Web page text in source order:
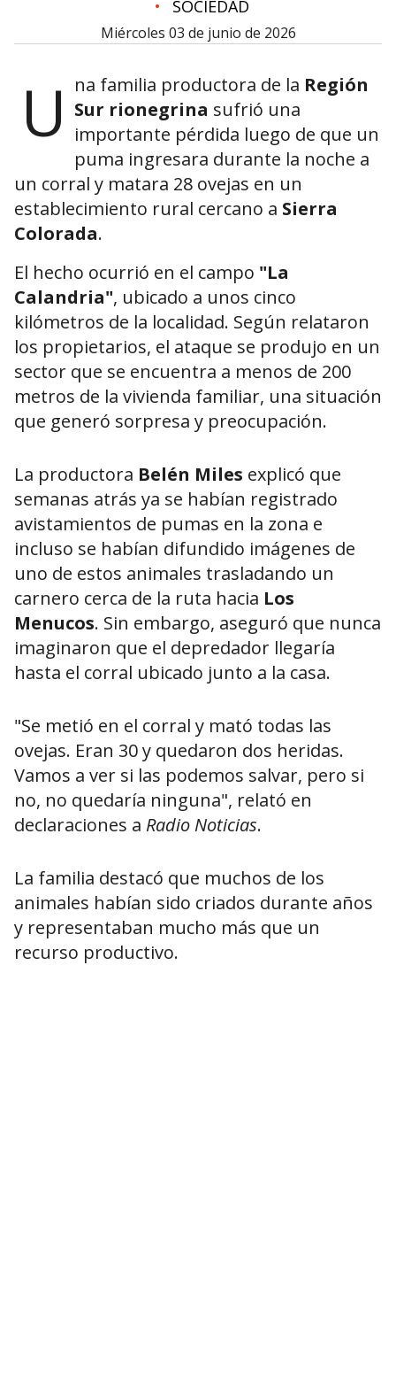
• SOCIEDAD
miércoles 03 de junio de 2026
U na familia productora de la Región
Sur rionegrina sufrió una
importante pérdida luego de que un
puma ingresara durante la noche a
un corral y matara 28 ovejas en un
establecimiento rural cercano a Sierra
Colorada.
El hecho ocurrió en el campo "La
Calandria", ubicado a unos cinco
kilómetros de la localidad. Según relataron
los propietarios, el ataque se produjo en un
sector que se encuentra a menos de 200
metros de la vivienda familiar, una situación
que generó sorpresa y preocupación.
La productora Belén Miles explicó que
semanas atrás ya se habían registrado
avistamientos de pumas en la zona e
incluso se habían difundido imágenes de
uno de estos animales trasladando un
carnero cerca de la ruta hacia Los
Menucos. Sin embargo, aseguró que nunca
imaginaron que el depredador llegaría
hasta el corral ubicado junto a la casa.
"Se metió en el corral y mató todas las
ovejas. Eran 30 y quedaron dos heridas.
Vamos a ver si las podemos salvar, pero si
no, no quedaría ninguna", relató en
declaraciones a Radio Noticias.
La familia destacó que muchos de los
animales habían sido criados durante años
y representaban mucho más que un
recurso productivo.